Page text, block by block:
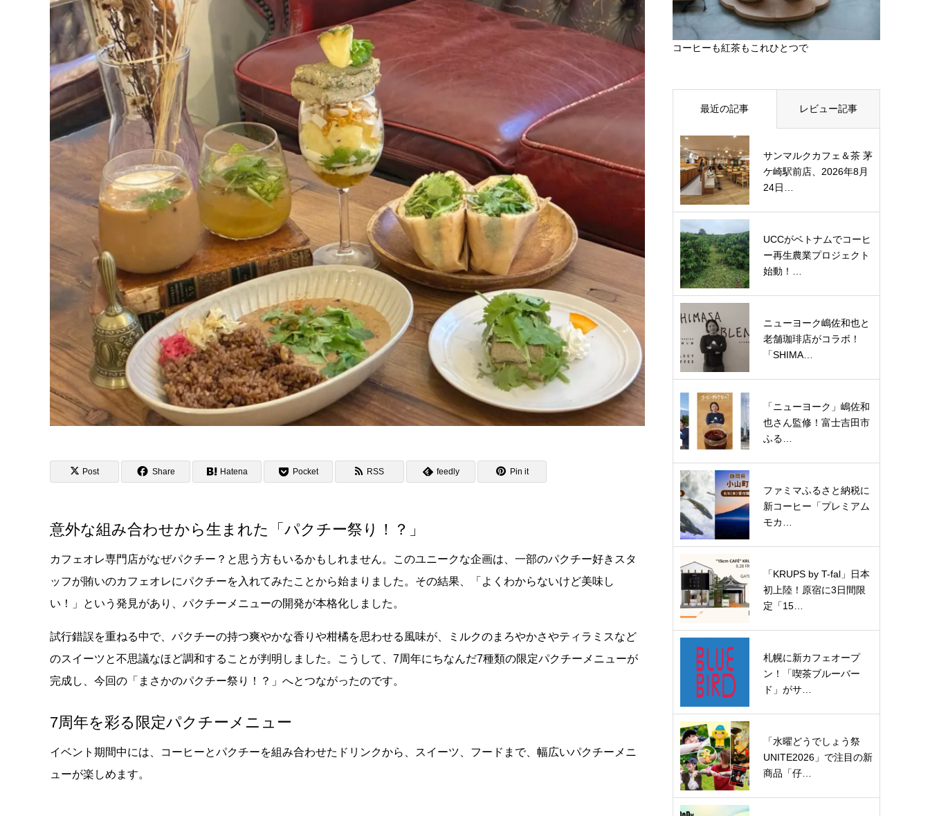
Post Share Hatena Pocket RSS feedly Pin it
意外な組み合わせから生まれた「パクチー祭り！？」
カフェオレ専門店がなぜパクチー？と思う方もいるかもしれません。このユニークな企画は、一部のパクチー好きスタ
ッフが賄いのカフェオレにパクチーを入れてみたことから始まりました。その結果、「よくわからないけど美味し
い！」という発見があり、パクチーメニューの開発が本格化しました。
試行錯誤を重ねる中で、パクチーの持つ爽やかな香りや柑橘を思わせる風味が、ミルクのまろやかさやティラミスなど
のスイーツと不思議なほど調和することが判明しました。こうして、7周年にちなんだ7種類の限定パクチーメニューが
完成し、今回の「まさかのパクチー祭り！？」へとつながったのです。
7周年を彩る限定パクチーメニュー
イベント期間中には、コーヒーとパクチーを組み合わせたドリンクから、スイーツ、フードまで、幅広いパクチーメニ
ューが楽しめます。
コーヒーも紅茶もこれひとつで
最近の記事 レビュー記事
サンマルクカフェ＆茶 茅
ケ崎駅前店、2026年8月
24日…
UCCがベトナムでコーヒ
ー再生農業プロジェクト
始動！…
ニューヨーク嶋佐和也と
老舗珈琲店がコラボ！
「SHIMA…
「ニューヨーク」嶋佐和
也さん監修！富士吉田市
ふる…
ファミマふるさと納税に
新コーヒー「プレミアム
モカ…
「KRUPS by T-fal」日本
初上陸！原宿に3日間限
定「15…
札幌に新カフェオープ
ン！「喫茶ブルーバー
ド」がサ…
「水曜どうでしょう祭
UNITE2026」で注目の新
商品「仔…